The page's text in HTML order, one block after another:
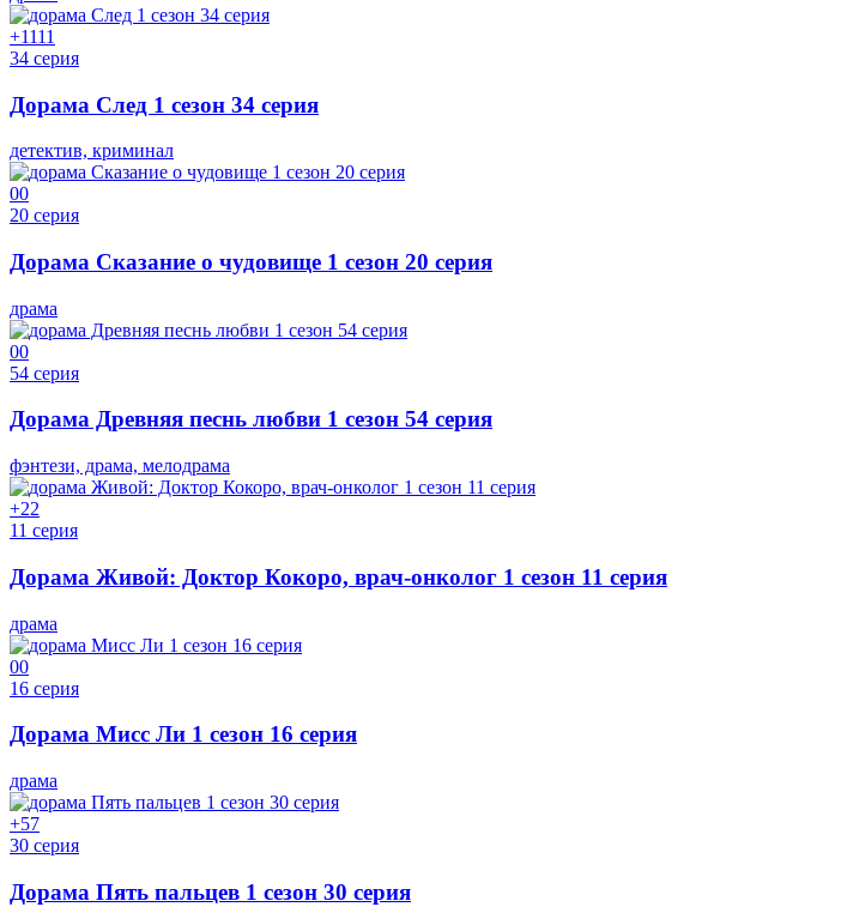
+1111
34 серия
Дорама След 1 сезон 34 серия
детектив, криминал
00
20 серия
Дорама Сказание о чудовище 1 сезон 20 серия
драма
00
54 серия
Дорама Древняя песнь любви 1 сезон 54 серия
фэнтези, драма, мелодрама
+22
11 серия
Дорама Живой: Доктор Кокоро, врач-онколог 1 сезон 11 серия
драма
00
16 серия
Дорама Мисс Ли 1 сезон 16 серия
драма
+57
30 серия
Дорама Пять пальцев 1 сезон 30 серия